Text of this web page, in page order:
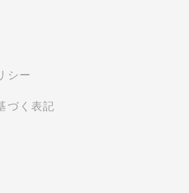
シー
づく表記